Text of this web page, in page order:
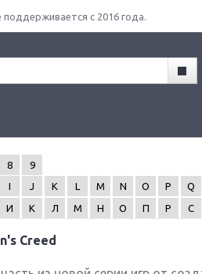
с 2016 года.
8
9
I J K L M N O P Q
И К Л М Н О П Р С
Creed